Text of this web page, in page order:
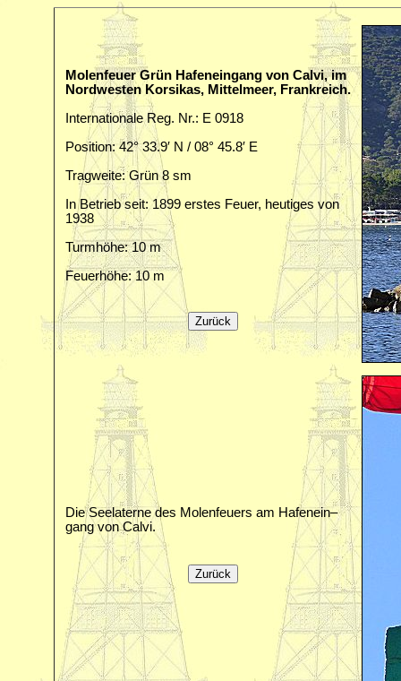
Molenfeuer Grün Hafeneingang von Calvi, im
Nordwesten Korsikas, Mittelmeer, Frankreich.
Internationale Reg. Nr.: E 0918
Position: 42° 33.9′ N / 08° 45.8′ E
Tragweite: Grün 8 sm
In Betrieb seit: 1899 erstes Feuer, heutiges von
1938
Turmhöhe: 10 m
Feuerhöhe: 10 m
Die Seelaterne des Molenfeuers am Hafenein–
gang von Calvi.